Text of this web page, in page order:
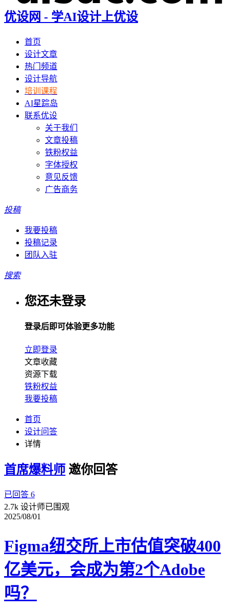
优设网 - 学AI设计上优设
首页
设计文章
热门频道
设计导航
培训课程
AI星踪岛
联系优设
关于我们
文章投稿
铁粉权益
字体授权
意见反馈
广告商务
投稿
我要投稿
投稿记录
团队入驻
搜索
您还未登录
登录后即可体验更多功能
立即登录
文章收藏
资源下载
铁粉权益
我要投稿
首页
设计问答
详情
首席爆料师 邀你回答
已回答 6
2.7k 设计师已围观
2025/08/01
Figma纽交所上市估值突破400
亿美元，会成为第2个Adobe
吗？